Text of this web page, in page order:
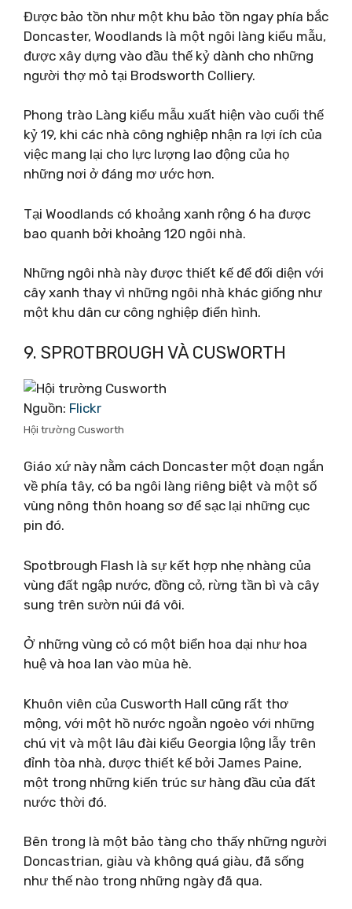
Được bảo tồn như một khu bảo tồn ngay phía bắc
Doncaster, Woodlands là một ngôi làng kiểu mẫu,
được xây dựng vào đầu thế kỷ dành cho những
người thợ mỏ tại Brodsworth Colliery.
Phong trào Làng kiểu mẫu xuất hiện vào cuối thế
kỷ 19, khi các nhà công nghiệp nhận ra lợi ích của
việc mang lại cho lực lượng lao động của họ
những nơi ở đáng mơ ước hơn.
Tại Woodlands có khoảng xanh rộng 6 ha được
bao quanh bởi khoảng 120 ngôi nhà.
Những ngôi nhà này được thiết kế để đối diện với
cây xanh thay vì những ngôi nhà khác giống như
một khu dân cư công nghiệp điển hình.
9. SPROTBROUGH VÀ CUSWORTH
Nguồn: Flickr
Hội trường Cusworth
Giáo xứ này nằm cách Doncaster một đoạn ngắn
về phía tây, có ba ngôi làng riêng biệt và một số
vùng nông thôn hoang sơ để sạc lại những cục
pin đó.
Spotbrough Flash là sự kết hợp nhẹ nhàng của
vùng đất ngập nước, đồng cỏ, rừng tần bì và cây
sung trên sườn núi đá vôi.
Ở những vùng cỏ có một biển hoa dại như hoa
huệ và hoa lan vào mùa hè.
Khuôn viên của Cusworth Hall cũng rất thơ
mộng, với một hồ nước ngoằn ngoèo với những
chú vịt và một lâu đài kiểu Georgia lộng lẫy trên
đỉnh tòa nhà, được thiết kế bởi James Paine,
một trong những kiến ​​​​trúc sư hàng đầu của đất
nước thời đó.
Bên trong là một bảo tàng cho thấy những người
Doncastrian, giàu và không quá giàu, đã sống
như thế nào trong những ngày đã qua.